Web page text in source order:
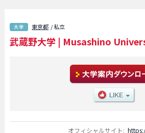
部やデータサイエンス学部や文学部や経済学部や
学学部等、学部別の詳細情報も掲載していますの
学情報をお探しの方は是非ご利用下さい。その他
東京都 / 私立
武蔵野大学 | Musashino
オフィシャルサイト: